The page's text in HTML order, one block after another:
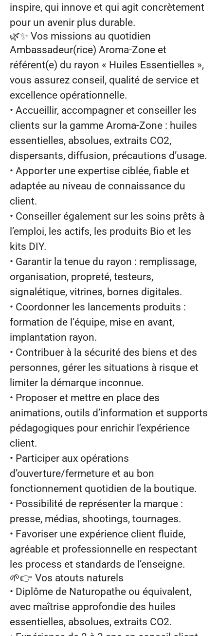
inspire, qui innove et qui agit concrètement
pour un avenir plus durable.
🌿✨ Vos missions au quotidien
Ambassadeur(rice) Aroma‑Zone et
référent(e) du rayon « Huiles Essentielles »,
vous assurez conseil, qualité de service et
excellence opérationnelle.
• Accueillir, accompagner et conseiller les
clients sur la gamme Aroma‑Zone : huiles
essentielles, absolues, extraits CO2,
dispersants, diffusion, précautions d’usage.
• Apporter une expertise ciblée, fiable et
adaptée au niveau de connaissance du
client.
• Conseiller également sur les soins prêts à
l’emploi, les actifs, les produits Bio et les
kits DIY.
• Garantir la tenue du rayon : remplissage,
organisation, propreté, testeurs,
signalétique, vitrines, bornes digitales.
• Coordonner les lancements produits :
formation de l’équipe, mise en avant,
implantation rayon.
• Contribuer à la sécurité des biens et des
personnes, gérer les situations à risque et
limiter la démarque inconnue.
• Proposer et mettre en place des
animations, outils d’information et supports
pédagogiques pour enrichir l’expérience
client.
• Participer aux opérations
d’ouverture/fermeture et au bon
fonctionnement quotidien de la boutique.
• Possibilité de représenter la marque :
presse, médias, shootings, tournages.
• Favoriser une expérience client fluide,
agréable et professionnelle en respectant
les process et standards de l’enseigne.
🌱👉 Vos atouts naturels
• Diplôme de Naturopathe ou équivalent,
avec maîtrise approfondie des huiles
essentielles, absolues, extraits CO2.